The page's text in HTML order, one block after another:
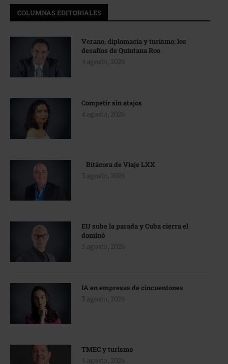
COLUMNAS EDITORIALES
Verano, diplomacia y turismo: los
desafíos de Quintana Roo
4 agosto, 2026
Competir sin atajos
4 agosto, 2026
Bitácora de Viaje LXX
3 agosto, 2026
EU sube la parada y Cuba cierra el
dominó
3 agosto, 2026
IA en empresas de cincuentones
3 agosto, 2026
TMEC y turismo
3 agosto, 2026